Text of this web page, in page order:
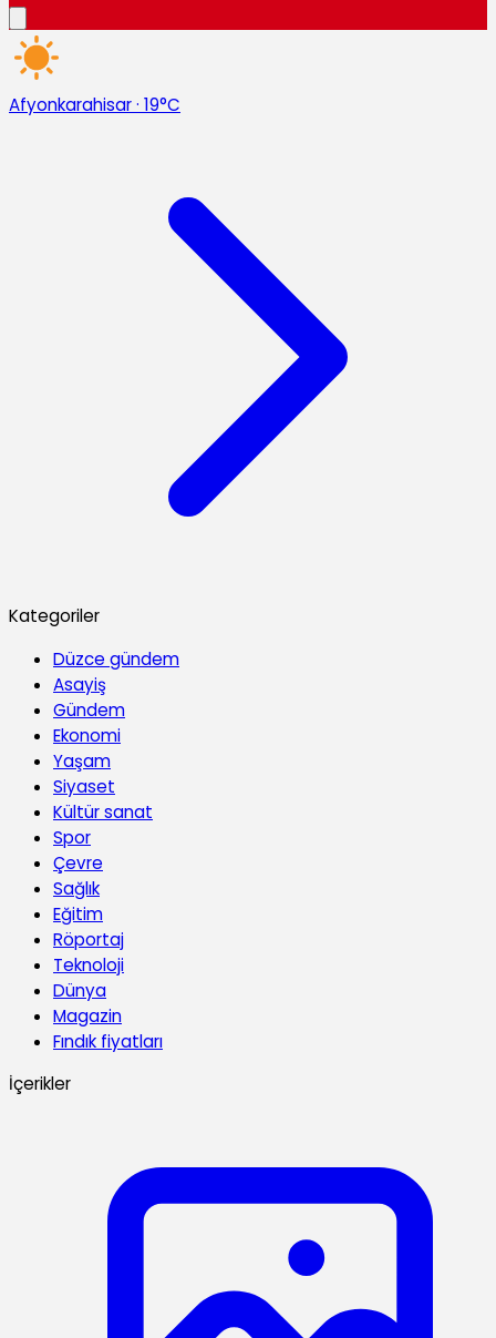
Afyonkarahisar· 19°C
Kategoriler
Düzce gündem
Asayiş
Gündem
Ekonomi
Yaşam
Siyaset
Kültür sanat
Spor
Çevre
Sağlık
Eğitim
Röportaj
Teknoloji
Dünya
Magazin
Fındık fiyatları
İçerikler